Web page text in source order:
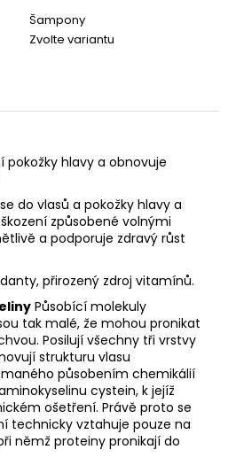
Šampony
Zvolte variantu
pokožky hlavy a obnovuje
do vlasů a pokožky hlavy a
způsobené volnými
a podporuje zdravý růst
přirozený zdroj vitamínů.
Působící molekuly
tak malé, že mohou pronikat
Posilují všechny tři vrstvy
strukturu vlasu
působením chemikálií
cystein, k jejíž
ošetření. Právě proto se
technicky vztahuje pouze na
němž proteiny pronikají do